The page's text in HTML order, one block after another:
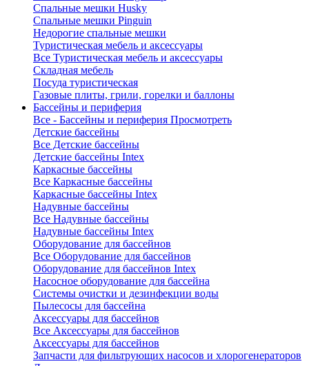
Спальные мешки Husky
Спальные мешки Pinguin
Недорогие спальные мешки
Туристическая мебель и аксессуары
Все Туристическая мебель и аксессуары
Складная мебель
Посуда туристическая
Газовые плиты, грили, горелки и баллоны
Бассейны и периферия
Все - Бассейны и периферия Просмотреть
Детские бассейны
Все Детские бассейны
Детские бассейны Intex
Каркасные бассейны
Все Каркасные бассейны
Каркасные бассейны Intex
Надувные бассейны
Все Надувные бассейны
Надувные бассейны Intex
Оборудование для бассейнов
Все Оборудование для бассейнов
Оборудование для бассейнов Intex
Насосное оборудование для бассейна
Системы очистки и дезинфекции воды
Пылесосы для бассейна
Аксессуары для бассейнов
Все Аксессуары для бассейнов
Аксессуары для бассейнов
Запчасти для фильтрующих насосов и хлорогенераторов